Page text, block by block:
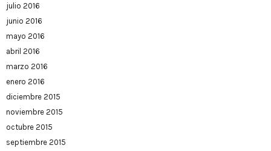
julio 2016
junio 2016
mayo 2016
abril 2016
marzo 2016
enero 2016
diciembre 2015
noviembre 2015
octubre 2015
septiembre 2015